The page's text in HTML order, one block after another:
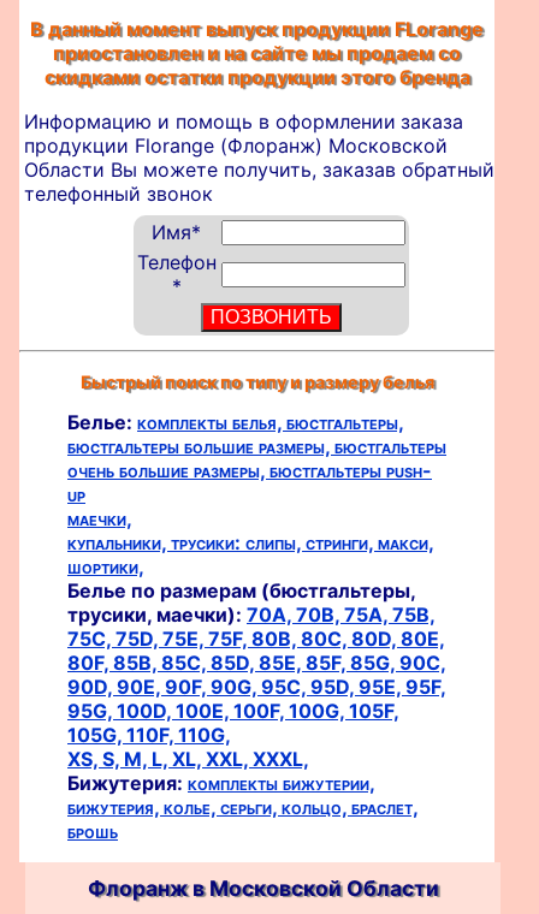
В данный момент выпуск продукции FLorange
приостановлен и на сайте мы продаем со
скидками остатки продукции этого бренда
Информацию и помощь в оформлении заказа
продукции Florange (Флоранж) Московской
Области Вы можете получить, заказав обратный
телефонный звонок
Имя*
Телефон
*
Быстрый поиск по типу и размеру белья
Белье: комплекты белья, бюстгальтеры,
бюстгальтеры большие размеры, бюстгальтеры
очень большие размеры, бюстгальтеры push-
up
маечки,
купальники, трусики: слипы, стринги, макси,
шортики,
Белье по размерам (бюстгальтеры,
трусики, маечки): 70A, 70B, 75A, 75B,
75C, 75D, 75E, 75F, 80B, 80C, 80D, 80E,
80F, 85B, 85C, 85D, 85E, 85F, 85G, 90C,
90D, 90E, 90F, 90G, 95C, 95D, 95E, 95F,
95G, 100D, 100E, 100F, 100G, 105F,
105G, 110F, 110G,
XS, S, M, L, XL, XXL, XXXL,
Бижутерия: комплекты бижутерии,
бижутерия, колье, серьги, кольцо, браслет,
брошь
Флоранж в Московской Области